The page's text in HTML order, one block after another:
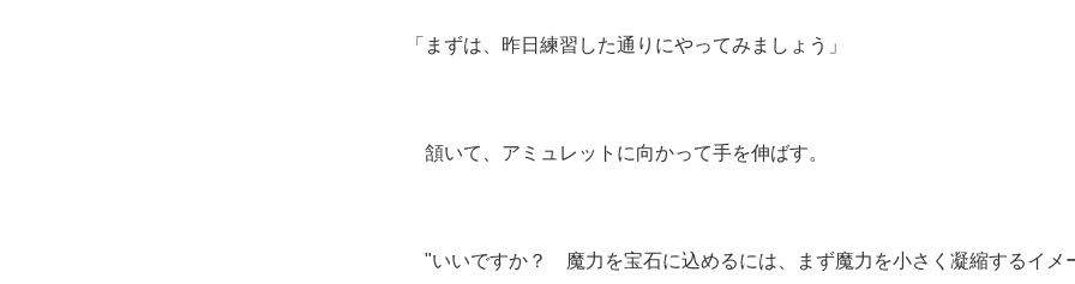
「まずは、昨日練習した通りにやってみましょう」
頷いて、アミュレットに向かって手を伸ばす。
"いいですか？ 魔力を宝石に込めるには、まず魔力を小さく凝縮するイメ